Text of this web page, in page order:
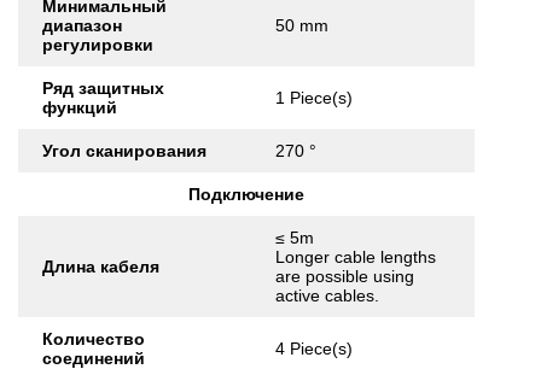
Минимальный
диапазон
регулировки
50 mm
Ряд защитных
функций
1 Piece(s)
Угол сканирования 270 °
Подключение
Длина кабеля
≤ 5m
Longer cable lengths
are possible using
active cables.
Количество
соединений
4 Piece(s)